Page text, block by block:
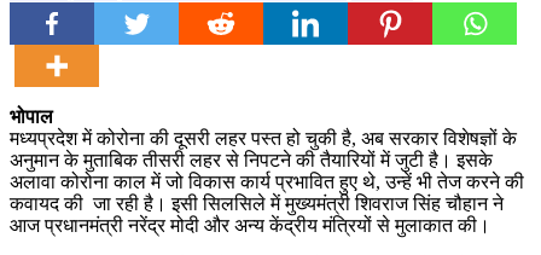
भोपाल
मध्यप्रदेश में कोरोना की दूसरी लहर पस्त हो चुकी है, अब सरकार विशेषज्ञों के
अनुमान के मुताबिक तीसरी लहर से निपटने की तैयारियों में जुटी है। इसके
अलावा कोरोना काल में जो विकास कार्य प्रभावित हुए थे, उन्हें भी तेज करने की
कवायद की जा रही है। इसी सिलसिले में मुख्यमंत्री शिवराज सिंह चौहान ने
आज प्रधानमंत्री नरेंद्र मोदी और अन्य केंद्रीय मंत्रियों से मुलाकात की।